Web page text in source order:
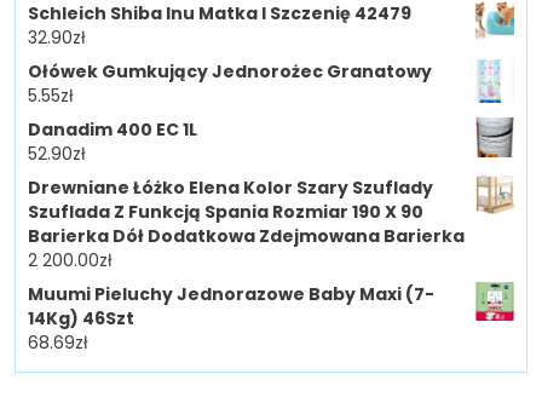
Schleich Shiba Inu Matka I Szczenię 42479
32.90zł
Ołówek Gumkujący Jednorożec Granatowy
5.55zł
Danadim 400 EC 1L
52.90zł
Drewniane Łóżko Elena Kolor Szary Szuflady
Szuflada Z Funkcją Spania Rozmiar 190 X 90
Barierka Dół Dodatkowa Zdejmowana Barierka
2 200.00zł
Muumi Pieluchy Jednorazowe Baby Maxi (7-
14Kg) 46Szt
68.69zł